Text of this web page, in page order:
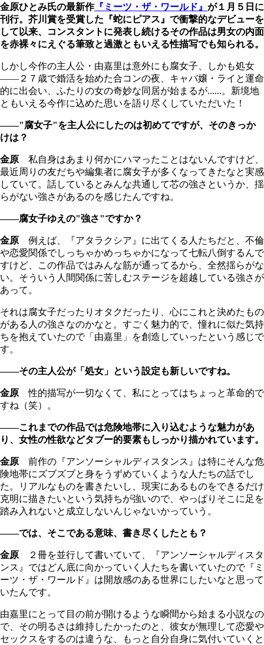
金原ひとみ氏の最新作『ミーツ・ザ・ワールド』 が１月５日に
刊行。芥川賞を受賞した『蛇にピアス』で衝撃的なデビューを
して以来、コンスタントに発表し続けるその作品は男女の内面
を赤裸々にえぐる筆致と過激ともいえる性描写でも知られる。
しかし今作の主人公・由嘉里は意外にも腐女子、しかも処女
――２７歳で婚活を始めた合コンの夜、キャバ嬢・ライと運命
的に出会い、ふたりの女の奇妙な同居が始まるが......。新境地
ともいえる今作に込めた思いを語り尽くしていただいた！
――"腐女子"を主人公にしたのは初めてですが、そのきっか
けは？
金原 私自身はあまり何かにハマったことはないんですけど、
最近周りの友だちや編集者に腐女子が多くなってきたなと実感
していて。話しているとみんな共通して芯の強さというか、揺
らがない強さがあるのを感じたんですね。
――腐女子ゆえの"強さ"ですか？
金原 例えば、『アタラクシア』に出てくる人たちだと、不倫
や恋愛関係でしっちゃかめっちゃかになって七転八倒するんで
すけど、この作品ではみんな筋が通ってるから、全然揺らがな
い。そういう人間関係に苦しむステージを超越している強さが
あって。
それは腐女子だったりオタクだったり、心にこれと決めたもの
がある人の強さなのかなと。すごく魅力的で、憧れに似た気持
ちを抱えていたので「由嘉里」を創造していったという感じで
す。
――その主人公が「処女」という設定も新しいですね。
金原 性的描写が一切なくて、私にとってはちょっと革命的で
すね（笑）。
――これまでの作品では危険地帯に入り込むような魅力があ
り、女性の性欲などタブー的要素もしっかり描かれています。
金原 前作の『アンソーシャルディスタンス』は特にそんな危
険地帯にズブズブと身をうずめていくような人たちの話でし
た。リアルなものを書きたいし、現実にあるものをできるだけ
克明に描きたいという気持ちが強いので、やっぱりそこに足を
踏み入れないと成立しないんじゃないかっていう。
――では、そこである意味、書き尽くしたとも？
金原 ２冊を並行して書いていて、『アンソーシャルディスタ
ンス』ではどん底に向かっていく人たちを書いていたので『ミ
ーツ・ザ・ワールド』は開放感のある世界にしたいなと思って
いたんです。
由嘉里にとって目の前が開けるような瞬間から始まる小説なの
で、その明るさは維持したかったのと、彼女が無理して恋愛や
セックスをするのは違うな、もっと自分自身に気付いていくと